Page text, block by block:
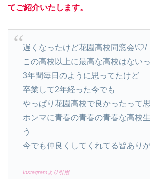
てご紹介いたします。
遅くなったけど花園高校同窓会‪\♡︎/︎‪
この高校以上に最高な高校はない
3年間毎日のように思ってたけど
卒業して2年経った今でも
やっぱり花園高校で良かったって
ホンマに青春の青春の青春な高校
う
今でも仲良くしてくれてる皆あり
Instagramより引用